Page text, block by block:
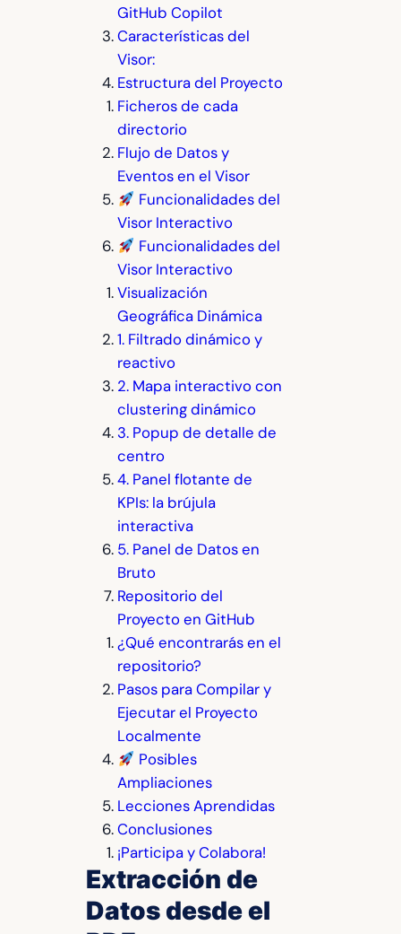
GitHub Copilot
Características del
Visor:
Estructura del Proyecto
Ficheros de cada
directorio
Flujo de Datos y
Eventos en el Visor
Funcionalidades del
Visor Interactivo
Funcionalidades del
Visor Interactivo
Visualización
Geográfica Dinámica
1. Filtrado dinámico y
reactivo
2. Mapa interactivo con
clustering dinámico
3. Popup de detalle de
centro
4. Panel flotante de
KPIs: la brújula
interactiva
5. Panel de Datos en
Bruto
Repositorio del
Proyecto en GitHub
¿Qué encontrarás en el
repositorio?
Pasos para Compilar y
Ejecutar el Proyecto
Localmente
Posibles
Ampliaciones
Lecciones Aprendidas
Conclusiones
¡Participa y Colabora!
Extracción de
Datos desde el